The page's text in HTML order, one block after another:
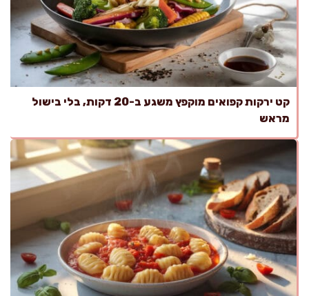
קט ירקות קפואים מוקפץ משגע ב-20 דקות, בלי בישול
מראש